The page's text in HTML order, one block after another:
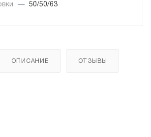
— 50/50/63
ОПИСАНИЕ ОТЗЫВЫ